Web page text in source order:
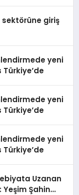
sektörüne giriş
yeni
yeni
yeni
Uzanan
Yeşim Şahin